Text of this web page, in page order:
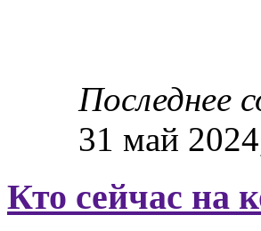
Последнее
31 май
Кто сейчас на